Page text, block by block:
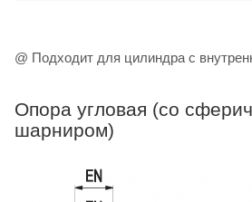
@ Подходит для цилиндра с
Опора угловая (со
шарниром)